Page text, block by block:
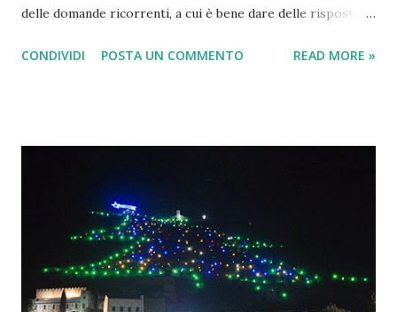
delle domande ricorrenti, a cui è bene dare delle risposte
arrabbiare sia i sostenitori che gli oppositori della moneta
possono rendere dibattiti interessanti nelle sezioni dei
commenti, o piuttosto dibattiti che sono interessanti per i
partecipanti. Per molte persone sono semplicemente
un'altra cosa confusa sull'argomento, piena di termini e
concetti che sono mistificanti, e questo è un'indicazione del
CONDIVIDI POSTA UN COMMENTO READ MORE »